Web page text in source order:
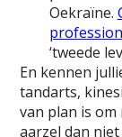
Oekraïne.
‘tweede
En kennen
tandarts,
van plan is
aarzel dan